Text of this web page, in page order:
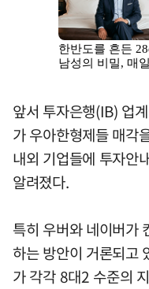
앞서 투자은행(IB) 업
가 우아한형제들 매각
내외 기업들에 투자안
알려졌다.
특히 우버와 네이버가
하는 방안이 거론되고
가 각각 8대2 수준의